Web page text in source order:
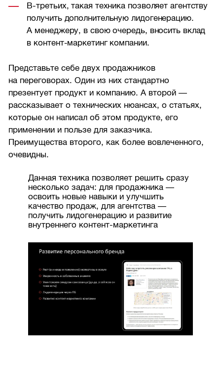
В-третьих, такая техника позволяет агентству
получить дополнительную лидогенерацию.
А менеджеру, в свою очередь, вносить вклад
в контент-маркетинг компании.
Представьте себе двух продажников
на переговорах. Один из них стандартно
презентует продукт и компанию. А второй —
рассказывает о технических нюансах, о статьях,
которые он написал об этом продукте, его
применении и пользе для заказчика.
Преимущества второго, как более вовлеченного,
очевидны.
Данная техника позволяет решить сразу
несколько задач: для продажника —
освоить новые навыки и улучшить
качество продаж, для агентства —
получить лидогенерацию и развитие
внутреннего контент-маркетинга